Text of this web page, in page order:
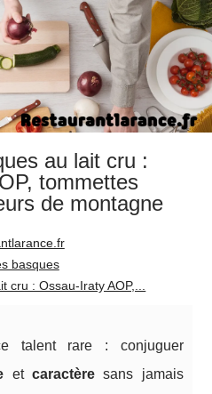
au lait cru :
tommettes
de montagne
basques
cru : Ossau‑Iraty AOP,...
talent rare : conjuguer
et caractèresans jamais